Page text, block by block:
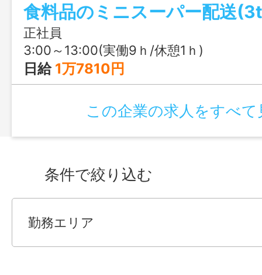
食料品のミニスーパー配送
正社員
3:00～13:00(実働9ｈ/休憩1ｈ)
日給 1万7810円
この企業の求人をすべて
条件で絞り込む
勤務エリア